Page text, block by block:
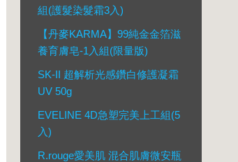
組(護髮染髮霜3入)
【丹麥KARMA】99純金金箔滋
養育膚皂-1入組(限量版)
SK-II 超解析光感鑽白修護凝霜
UV 50g
EVELINE 4D急塑完美上工組(5
入)
R.rouge愛美肌 混合肌膚微安瓶